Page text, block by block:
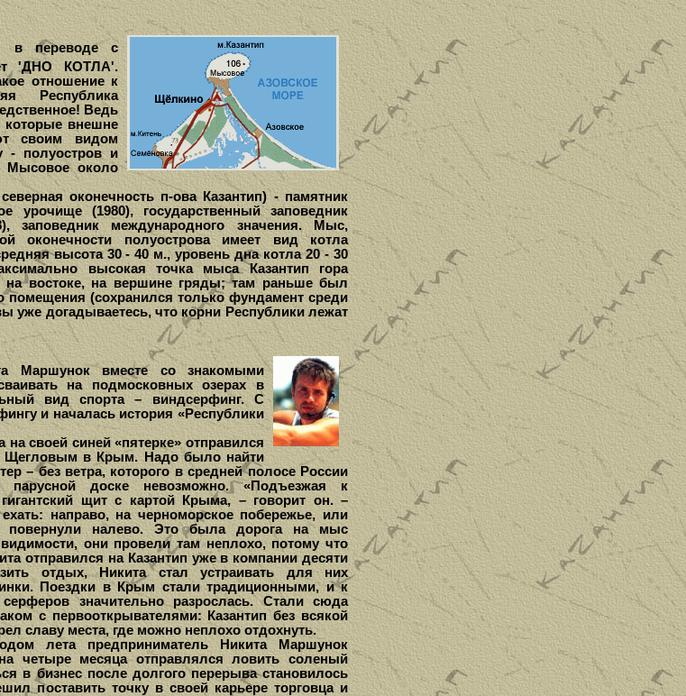
в переводе с
'ДНО КОТЛА'.
отношение к
Республика
Ведь
которые внешне
своим видом
- полуостров и
Мысовое около
оконечность п-ова Казантип) - памятник
урочище (1980), государственный заповедник
заповедник международного значения. Мыс,
оконечности полуострова имеет вид котла
высота 30 - 40 м., уровень дна котла 20 - 30
высокая точка мыса Казантип гора
на востоке, на вершине гряды; там раньше был
помещения (сохранился только фундамент среди
уже догадываетесь, что корни Республики лежат
вместе со знакомыми
на подмосковных озерах в
вид спорта – виндсерфинг. С
и началась история «Республики
на своей синей «пятерке» отправился
Щегловым в Крым. Надо было найти
– без ветра, которого в средней полосе России
парусной доске невозможно. «Подъезжая к
щит с картой Крыма, – говорит он. –
направо, на черноморское побережье, или
повернули налево. Это была дорога на мыс
они провели там неплохо, потому что
отправился на Казантип уже в компании десяти
отдых, Никита стал устраивать для них
Поездки в Крым стали традиционными, и к
значительно разрослась. Стали сюда
с первооткрывателями: Казантип без всякой
славу места, где можно неплохо отдохнуть.
лета предприниматель Никита Маршунок
четыре месяца отправлялся ловить соленый
в бизнес после долгого перерыва становилось
поставить точку в своей карьере торговца и